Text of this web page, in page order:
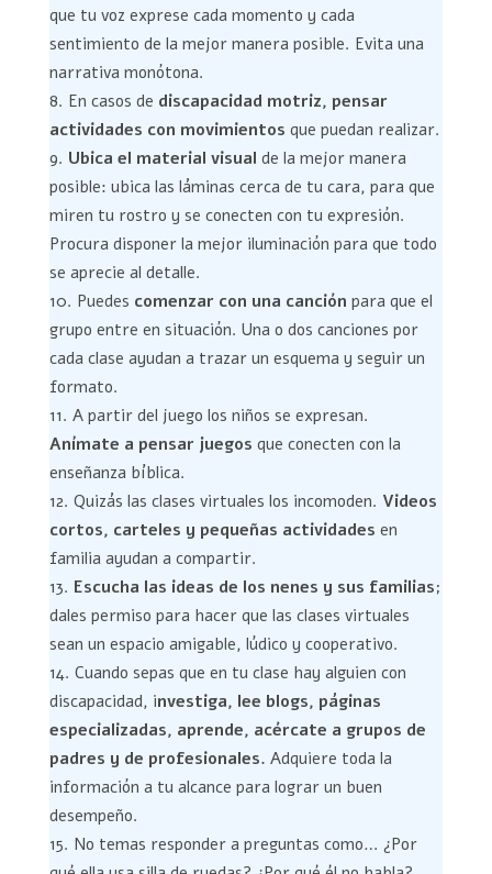
que tu voz exprese cada momento y cada
sentimiento de la mejor manera posible. Evita una
narrativa monótona.
En casos de discapacidad motriz, pensar
actividades con movimientos que puedan realizar.
Ubica el material visual de la mejor manera
posible: ubica las láminas cerca de tu cara, para que
miren tu rostro y se conecten con tu expresión.
Procura disponer la mejor iluminación para que todo
se aprecie al detalle.
Puedes comenzar con una canción para que el
grupo entre en situación. Una o dos canciones por
cada clase ayudan a trazar un esquema y seguir un
formato.
A partir del juego los niños se expresan.
Anímate a pensar juegos que conecten con la
enseñanza bíblica.
Quizás las clases virtuales los incomoden. Videos
cortos, carteles y pequeñas actividades en
familia ayudan a compartir.
Escucha las ideas de los nenes y sus familias;
dales permiso para hacer que las clases virtuales
sean un espacio amigable, lúdico y cooperativo.
Cuando sepas que en tu clase hay alguien con
discapacidad, investiga, lee blogs, páginas
especializadas, aprende, acércate a grupos de
padres y de profesionales. Adquiere toda la
información a tu alcance para lograr un buen
desempeño.
No temas responder a preguntas como… ¿Por